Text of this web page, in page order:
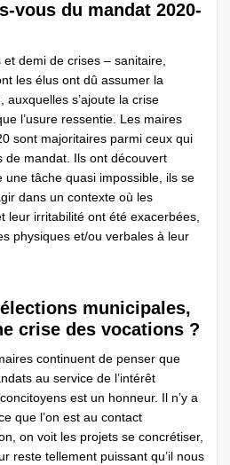
vous du mandat 2020-
demi de crises – sanitaire,
les élus ont dû assumer la
s’ajoute la crise
l’usure ressentie. Les maires
sont majoritaires parmi ceux qui
de mandat. Ils ont découvert
une tâche quasi impossible, ils se
dans un contexte où les
leur irritabilité ont été exacerbées,
physiques et/ou verbales à leur
municipales,
crise des vocations ?
continuent de penser que
au service de l’intérêt
est un honneur. Il n’y a
que l’on est au contact
on voit les projets se concrétiser,
reste tellement puissant qu’il nous